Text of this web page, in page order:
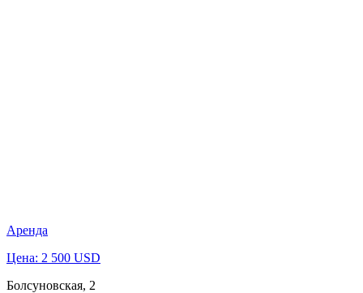
Аренда
Цена: 2 500 USD
Болсуновская, 2